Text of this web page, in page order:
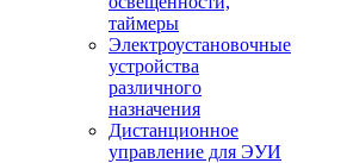
таймеры
Электроустановочные
устройства
различного
назначения
Дистанционное
управление для ЭУИ